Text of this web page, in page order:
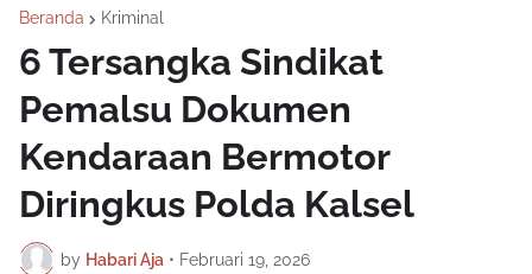
Beranda Kriminal
6 Tersangka Sindikat
Pemalsu Dokumen
Kendaraan Bermotor
Diringkus Polda Kalsel
by Habari Aja • Februari 19, 2026